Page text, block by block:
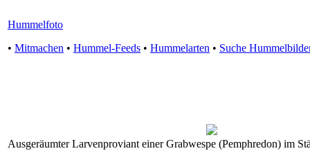
Hummelfoto
• Mitmachen • Hummel-Feeds • Hummelarten • Suche
Ausgeräumter Larvenproviant einer Grabwespe (Pemphredon) im